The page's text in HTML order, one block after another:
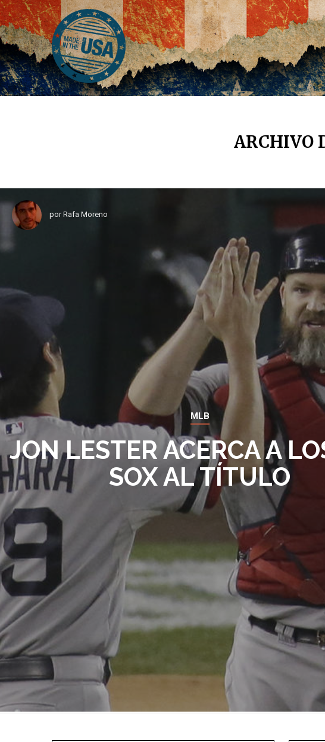
ARCHIVO
porRafa Moreno
MLB
JON LESTER ACERCA A
SOX AL TÍTULO